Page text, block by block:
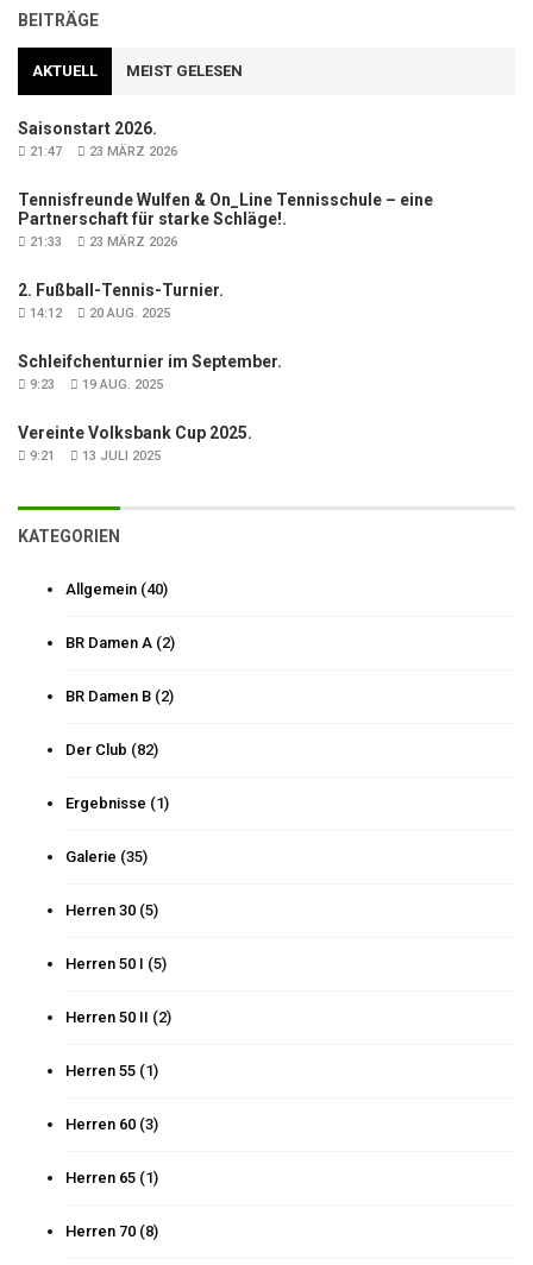
BEITRÄGE
AKTUELL MEIST GELESEN
Saisonstart 2026.
21:47 23 MÄRZ 2026
Tennisfreunde Wulfen & On_Line Tennisschule – eine
Partnerschaft für starke Schläge!.
21:33 23 MÄRZ 2026
2. Fußball-Tennis-Turnier.
14:12 20 AUG. 2025
Schleifchenturnier im September.
9:23 19 AUG. 2025
Vereinte Volksbank Cup 2025.
9:21 13 JULI 2025
KATEGORIEN
Allgemein (40)
BR Damen A (2)
BR Damen B (2)
Der Club (82)
Ergebnisse (1)
Galerie (35)
Herren 30 (5)
Herren 50 I (5)
Herren 50 II (2)
Herren 55 (1)
Herren 60 (3)
Herren 65 (1)
Herren 70 (8)